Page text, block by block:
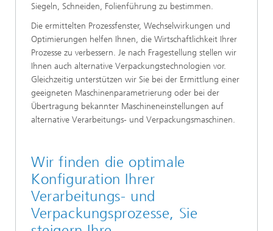
Siegeln, Schneiden, Folienführung zu bestimmen.
Die ermittelten Prozessfenster, Wechselwirkungen und
Optimierungen helfen Ihnen, die Wirtschaftlichkeit Ihrer
Prozesse zu verbessern. Je nach Fragestellung stellen wir
Ihnen auch alternative Verpackungstechnologien vor.
Gleichzeitig unterstützen wir Sie bei der Ermittlung einer
geeigneten Maschinenparametrierung oder bei der
Übertragung bekannter Maschineneinstellungen auf
alternative Verarbeitungs- und Verpackungsmaschinen.
Wir finden die optimale
Konfiguration Ihrer
Verarbeitungs- und
Verpackungsprozesse, Sie